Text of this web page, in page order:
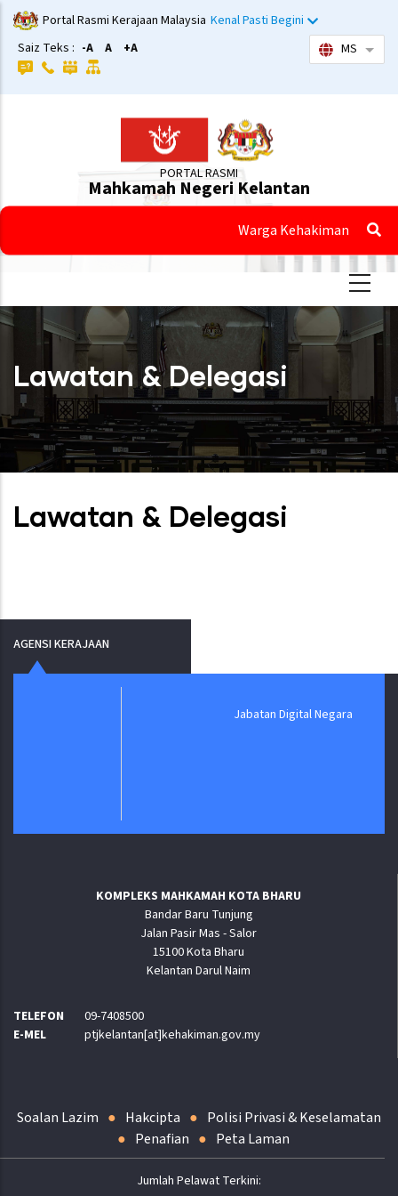
Langkau
ke
kandungan
utama
Portal Rasmi Kerajaan Malaysia Kenal Pasti Begini
Saiz Teks : -A A +A MS
PORTAL RASMI
Mahkamah Negeri Kelantan
Warga Kehakiman
Lawatan & Delegasi
Lawatan & Delegasi
AGENSI KERAJAAN
Jabatan Digital Negara
KOMPLEKS MAHKAMAH KOTA BHARU
Bandar Baru Tunjung
Jalan Pasir Mas - Salor
15100 Kota Bharu
Kelantan Darul Naim
TELEFON
09-7408500
E-MEL
ptjkelantan[at]kehakiman.gov.my
Soalan Lazim Hakcipta
Polisi Privasi & Keselamatan
Penafian
Peta Laman